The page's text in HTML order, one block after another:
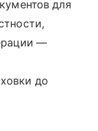
для
—
до